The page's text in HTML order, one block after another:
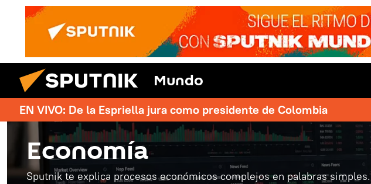
Mundo
EN VIVO: De la Espriella jura como presidente de Colombia
Economía
Sputnik te explica procesos económicos complejos en palabras simples.